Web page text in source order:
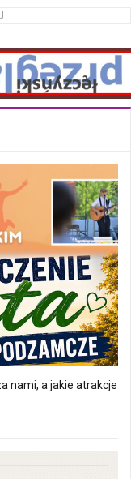
nami, a jakie atrakcje